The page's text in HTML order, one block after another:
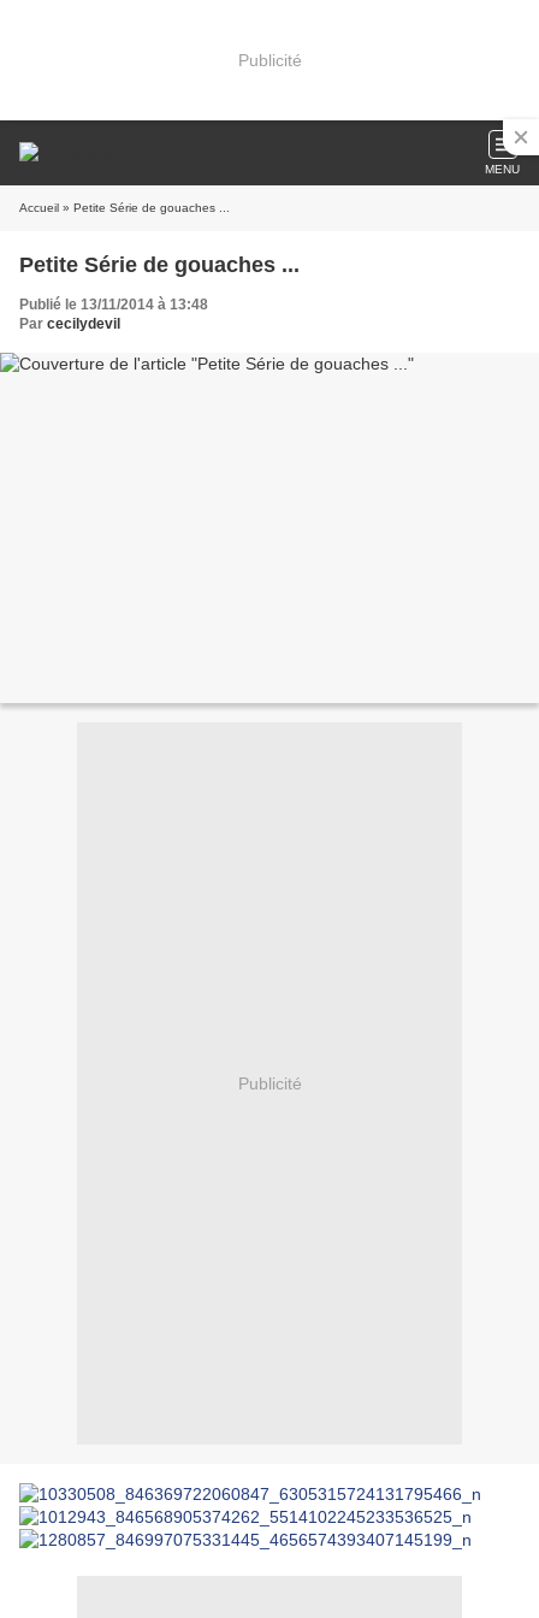
Publicité
MENU
Accueil » Petite Série de gouaches ...
Petite Série de gouaches ...
Publié le 13/11/2014 à 13:48
Par cecilydevil
Publicité